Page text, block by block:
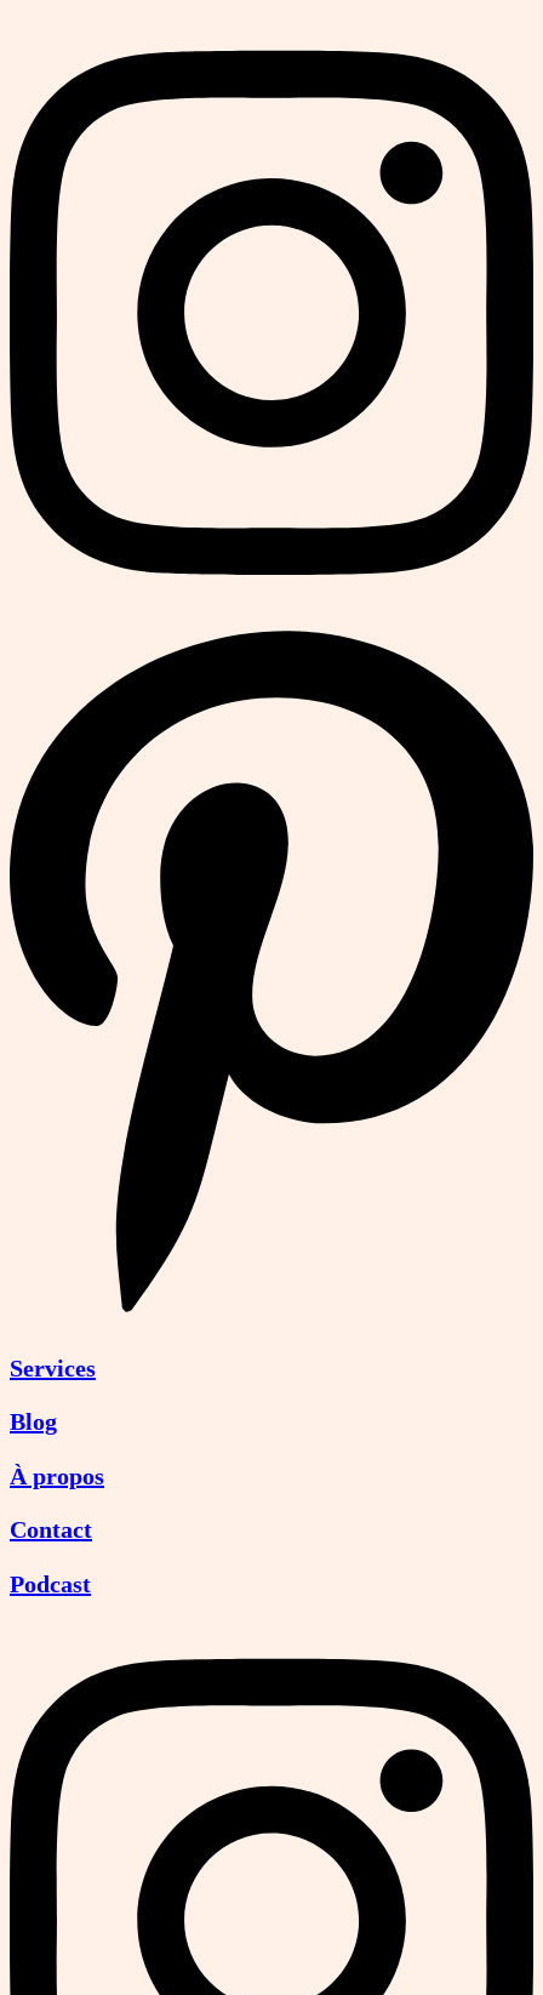
Services
Blog
À propos
Contact
Podcast